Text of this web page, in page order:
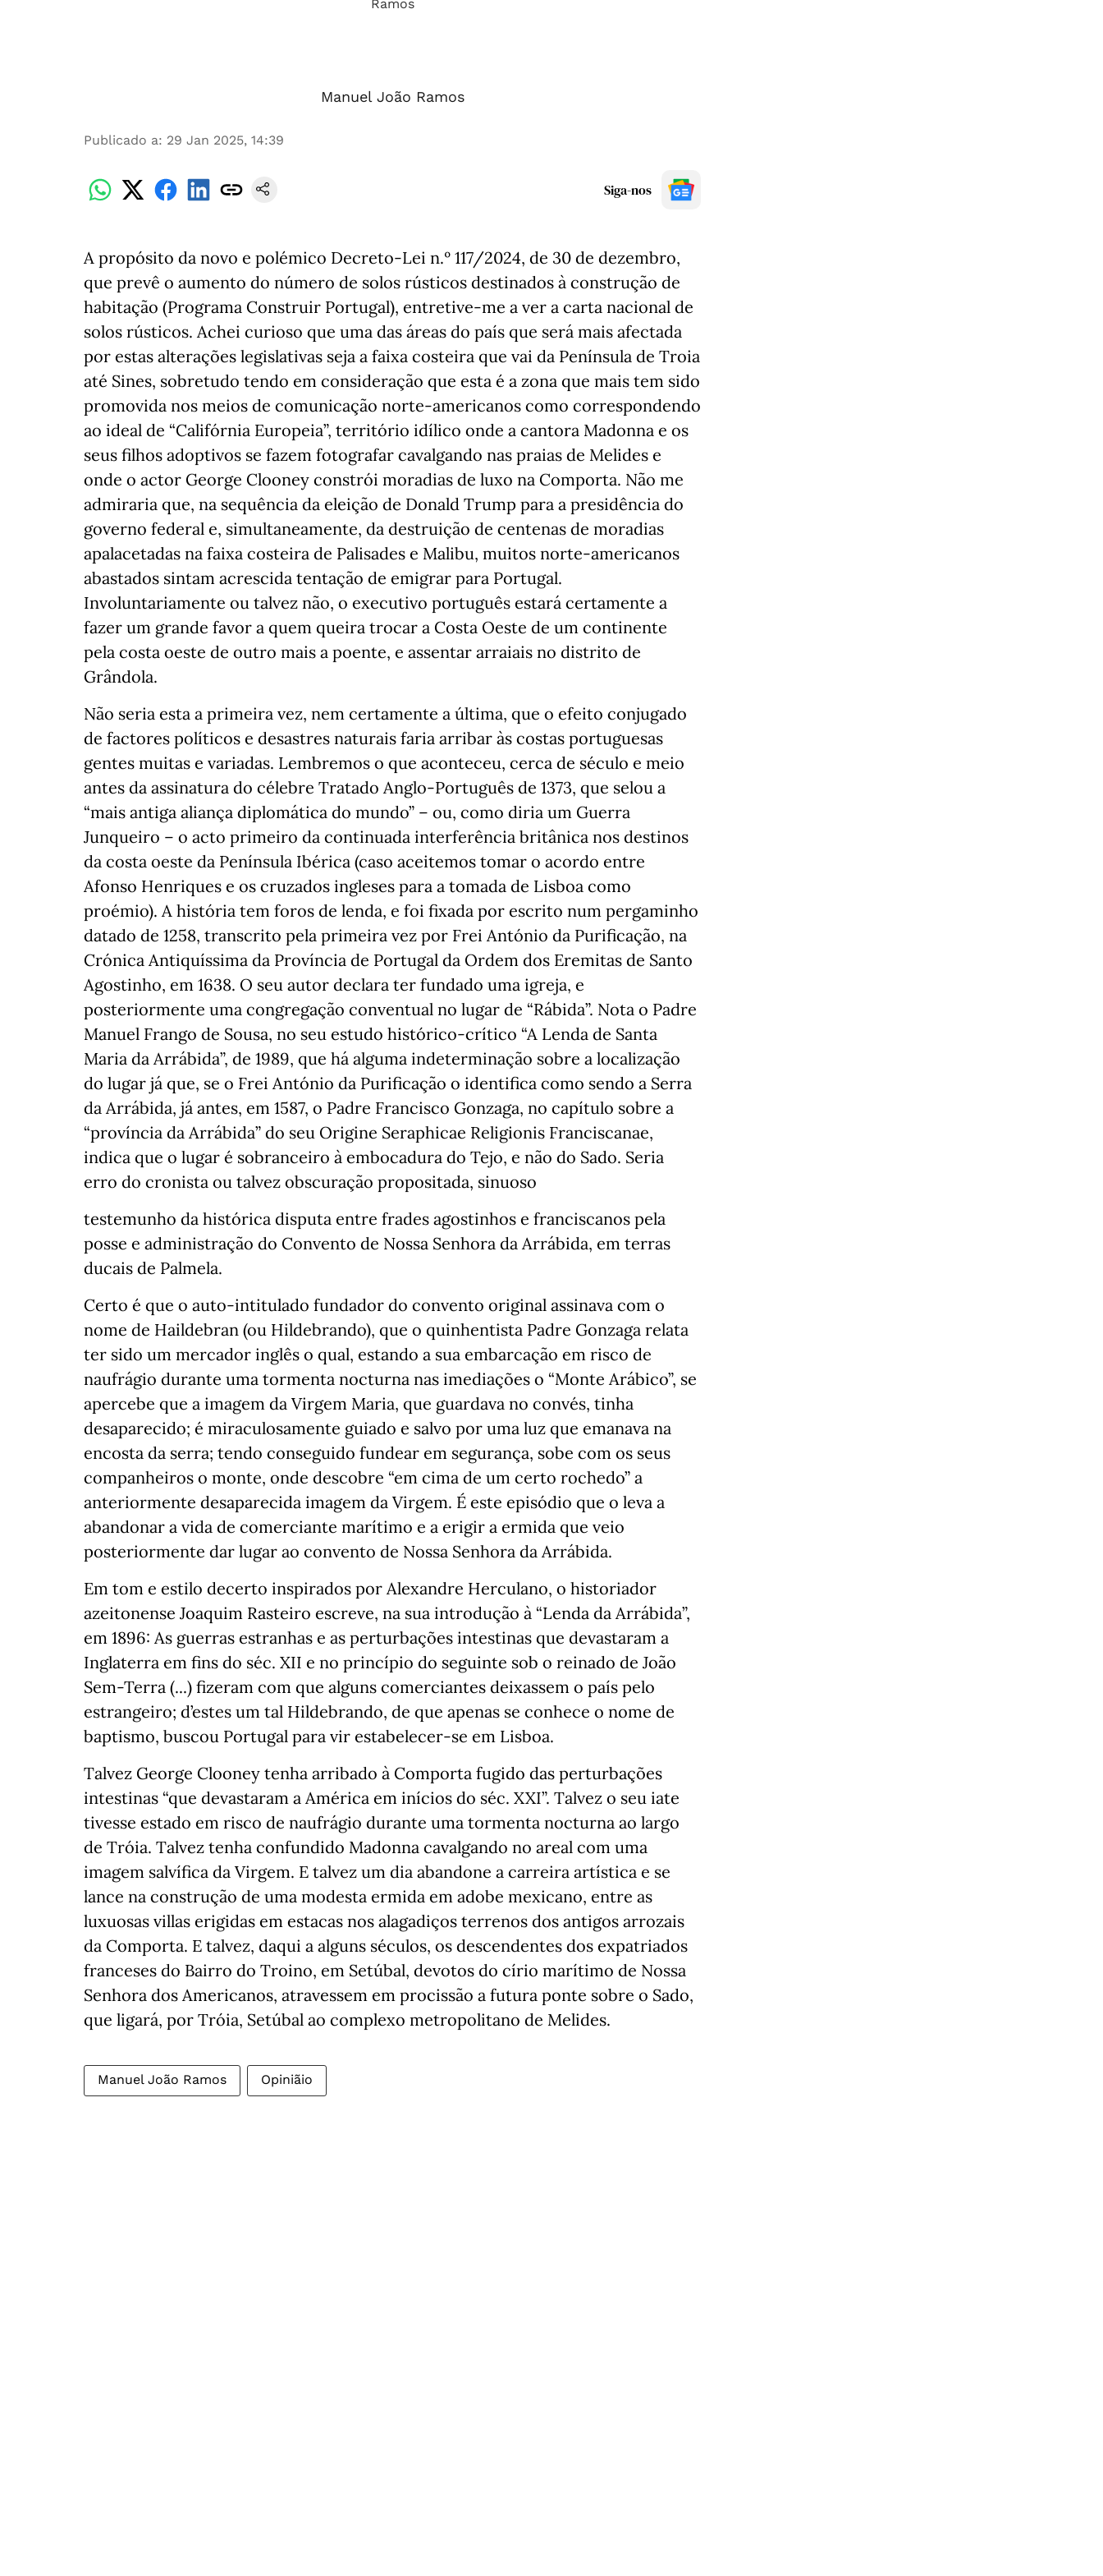
Manuel João Ramos
Publicado a: 29 Jan 2025, 14:39
Siga-nos
A propósito da novo e polémico Decreto-Lei n.º 117/2024, de 30 de dezembro,
que prevê o aumento do número de solos rústicos destinados à construção de
habitação (Programa Construir Portugal), entretive-me a ver a carta nacional de
solos rústicos. Achei curioso que uma das áreas do país que será mais afectada
por estas alterações legislativas seja a faixa costeira que vai da Península de Troia
até Sines, sobretudo tendo em consideração que esta é a zona que mais tem sido
promovida nos meios de comunicação norte-americanos como correspondendo
ao ideal de “Califórnia Europeia”, território idílico onde a cantora Madonna e os
seus filhos adoptivos se fazem fotografar cavalgando nas praias de Melides e
onde o actor George Clooney constrói moradias de luxo na Comporta. Não me
admiraria que, na sequência da eleição de Donald Trump para a presidência do
governo federal e, simultaneamente, da destruição de centenas de moradias
apalacetadas na faixa costeira de Palisades e Malibu, muitos norte-americanos
abastados sintam acrescida tentação de emigrar para Portugal.
Involuntariamente ou talvez não, o executivo português estará certamente a
fazer um grande favor a quem queira trocar a Costa Oeste de um continente
pela costa oeste de outro mais a poente, e assentar arraiais no distrito de
Grândola.
Não seria esta a primeira vez, nem certamente a última, que o efeito conjugado
de factores políticos e desastres naturais faria arribar às costas portuguesas
gentes muitas e variadas. Lembremos o que aconteceu, cerca de século e meio
antes da assinatura do célebre Tratado Anglo-Português de 1373, que selou a
“mais antiga aliança diplomática do mundo” – ou, como diria um Guerra
Junqueiro – o acto primeiro da continuada interferência britânica nos destinos
da costa oeste da Península Ibérica (caso aceitemos tomar o acordo entre
Afonso Henriques e os cruzados ingleses para a tomada de Lisboa como
proémio). A história tem foros de lenda, e foi fixada por escrito num pergaminho
datado de 1258, transcrito pela primeira vez por Frei António da Purificação, na
Crónica Antiquíssima da Província de Portugal da Ordem dos Eremitas de Santo
Agostinho, em 1638. O seu autor declara ter fundado uma igreja, e
posteriormente uma congregação conventual no lugar de “Rábida”. Nota o Padre
Manuel Frango de Sousa, no seu estudo histórico-crítico “A Lenda de Santa
Maria da Arrábida”, de 1989, que há alguma indeterminação sobre a localização
do lugar já que, se o Frei António da Purificação o identifica como sendo a Serra
da Arrábida, já antes, em 1587, o Padre Francisco Gonzaga, no capítulo sobre a
“província da Arrábida” do seu Origine Seraphicae Religionis Franciscanae,
indica que o lugar é sobranceiro à embocadura do Tejo, e não do Sado. Seria
erro do cronista ou talvez obscuração propositada, sinuoso
testemunho da histórica disputa entre frades agostinhos e franciscanos pela
posse e administração do Convento de Nossa Senhora da Arrábida, em terras
ducais de Palmela.
Certo é que o auto-intitulado fundador do convento original assinava com o
nome de Haildebran (ou Hildebrando), que o quinhentista Padre Gonzaga relata
ter sido um mercador inglês o qual, estando a sua embarcação em risco de
naufrágio durante uma tormenta nocturna nas imediações o “Monte Arábico”, se
apercebe que a imagem da Virgem Maria, que guardava no convés, tinha
desaparecido; é miraculosamente guiado e salvo por uma luz que emanava na
encosta da serra; tendo conseguido fundear em segurança, sobe com os seus
companheiros o monte, onde descobre “em cima de um certo rochedo” a
anteriormente desaparecida imagem da Virgem. É este episódio que o leva a
abandonar a vida de comerciante marítimo e a erigir a ermida que veio
posteriormente dar lugar ao convento de Nossa Senhora da Arrábida.
Em tom e estilo decerto inspirados por Alexandre Herculano, o historiador
azeitonense Joaquim Rasteiro escreve, na sua introdução à “Lenda da Arrábida”,
em 1896: As guerras estranhas e as perturbações intestinas que devastaram a
Inglaterra em fins do séc. XII e no princípio do seguinte sob o reinado de João
Sem-Terra (...) fizeram com que alguns comerciantes deixassem o país pelo
estrangeiro; d’estes um tal Hildebrando, de que apenas se conhece o nome de
baptismo, buscou Portugal para vir estabelecer-se em Lisboa.
Talvez George Clooney tenha arribado à Comporta fugido das perturbações
intestinas “que devastaram a América em inícios do séc. XXI”. Talvez o seu iate
tivesse estado em risco de naufrágio durante uma tormenta nocturna ao largo
de Tróia. Talvez tenha confundido Madonna cavalgando no areal com uma
imagem salvífica da Virgem. E talvez um dia abandone a carreira artística e se
lance na construção de uma modesta ermida em adobe mexicano, entre as
luxuosas villas erigidas em estacas nos alagadiços terrenos dos antigos arrozais
da Comporta. E talvez, daqui a alguns séculos, os descendentes dos expatriados
franceses do Bairro do Troino, em Setúbal, devotos do círio marítimo de Nossa
Senhora dos Americanos, atravessem em procissão a futura ponte sobre o Sado,
que ligará, por Tróia, Setúbal ao complexo metropolitano de Melides.
Manuel João Ramos Opiniãio